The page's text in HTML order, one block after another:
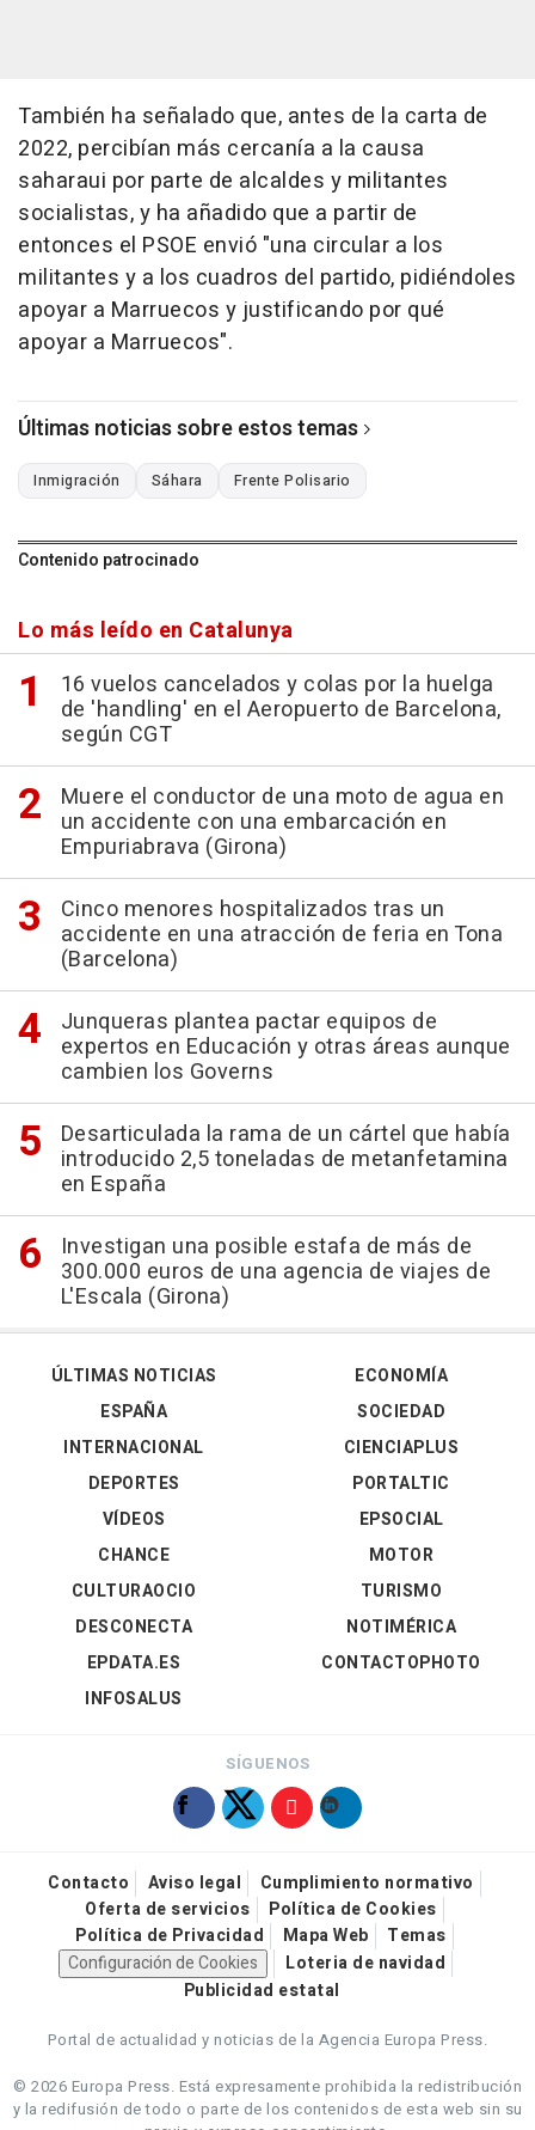
También ha señalado que, antes de la carta de
2022, percibían más cercanía a la causa
saharaui por parte de alcaldes y militantes
socialistas, y ha añadido que a partir de
entonces el PSOE envió "una circular a los
militantes y a los cuadros del partido, pidiéndoles
apoyar a Marruecos y justificando por qué
apoyar a Marruecos".
Últimas noticias sobre estos temas
Inmigración Sáhara Frente Polisario
Contenido patrocinado
Lo más leído en Catalunya
16 vuelos cancelados y colas por la huelga
de 'handling' en el Aeropuerto de Barcelona,
según CGT
Muere el conductor de una moto de agua en
un accidente con una embarcación en
Empuriabrava (Girona)
Cinco menores hospitalizados tras un
accidente en una atracción de feria en Tona
(Barcelona)
Junqueras plantea pactar equipos de
expertos en Educación y otras áreas aunque
cambien los Governs
Desarticulada la rama de un cártel que había
introducido 2,5 toneladas de metanfetamina
en España
Investigan una posible estafa de más de
300.000 euros de una agencia de viajes de
L'Escala (Girona)
ÚLTIMAS NOTICIAS
ESPAÑA
INTERNACIONAL
DEPORTES
VÍDEOS
ECONOMÍA
SOCIEDAD
CIENCIAPLUS
PORTALTIC
EPSOCIAL
CHANCE
CULTURAOCIO
DESCONECTA
EPDATA.ES
INFOSALUS
MOTOR
TURISMO
NOTIMÉRICA
CONTACTOPHOTO
SÍGUENOS
Contacto Aviso legal
Cumplimiento normativo
Oferta de servicios
Política de Cookies
Política de Privacidad
Mapa Web
Temas
Configuración de Cookies
Loteria de navidad
Publicidad estatal
Portal de actualidad y noticias de la Agencia Europa Press.
© 2026 Europa Press. Está expresamente prohibida la redistribución
y la redifusión de todo o parte de los contenidos de esta web sin su